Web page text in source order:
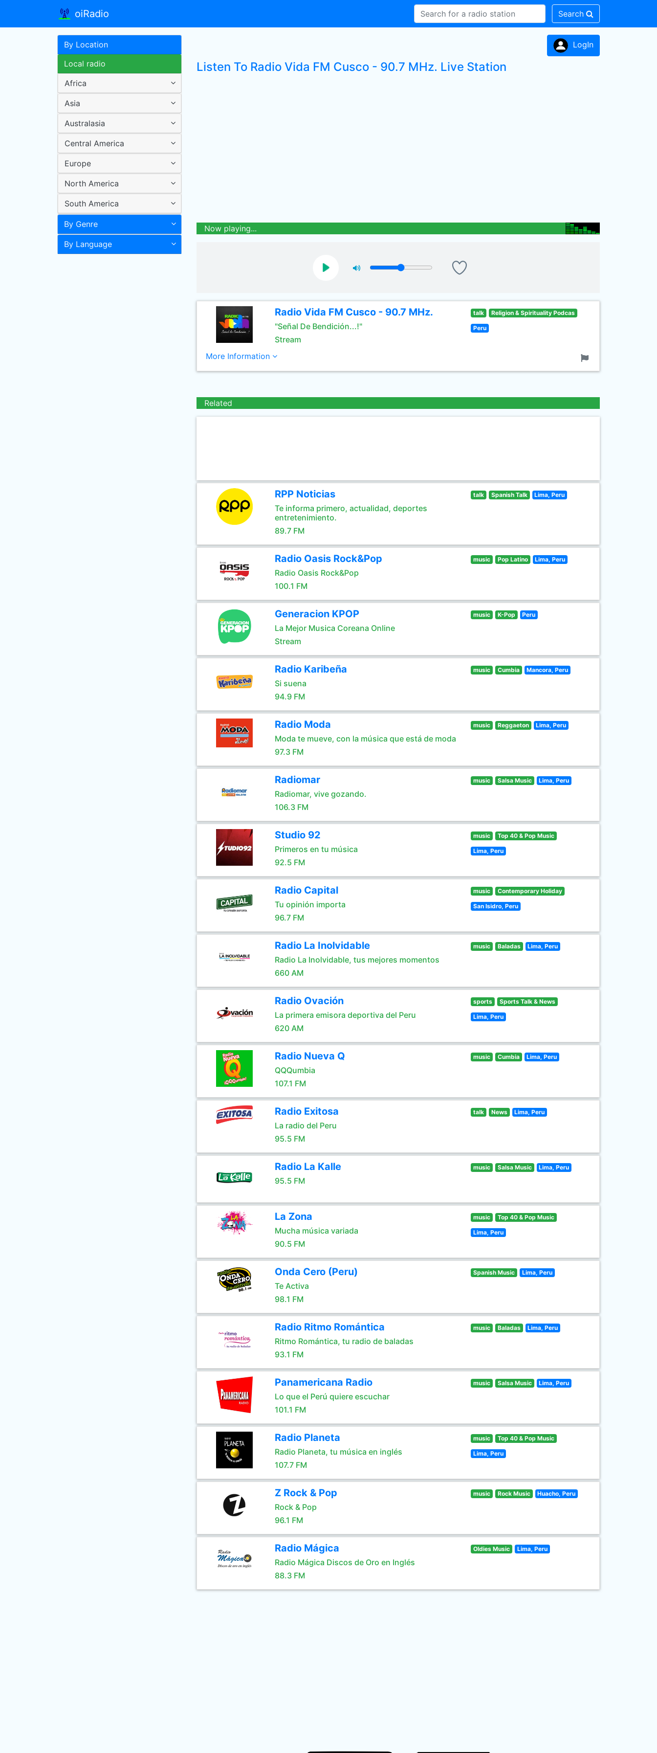
oiRadio Search
By Location
Local radio
Africa
Asia
Australasia
Central America
Europe
North America
South America
By Genre
By Language
LogIn
Listen To Radio Vida FM Cusco - 90.7 MHz. Live Station
Now playing...
Radio Vida FM Cusco - 90.7 MHz.
"Señal De Bendición...!"
Stream
talk Religion & Spirituality Podcas
Peru
More Information
Related
RPP Noticias
Te informa primero, actualidad, deportes
entretenimiento.
89.7 FM
talk Spanish Talk Lima, Peru
Radio Oasis Rock&Pop
Radio Oasis Rock&Pop
100.1 FM
music Pop Latino Lima, Peru
Generacion KPOP
La Mejor Musica Coreana Online
Stream
music K-Pop Peru
Radio Karibeña
Si suena
94.9 FM
music Cumbia Mancora, Peru
Radio Moda
Moda te mueve, con la música que está de moda
97.3 FM
music Reggaeton Lima, Peru
Radiomar
Radiomar, vive gozando.
106.3 FM
music Salsa Music Lima, Peru
Studio 92
Primeros en tu música
92.5 FM
music Top 40 & Pop Music
Lima, Peru
Radio Capital
Tu opinión importa
96.7 FM
music Contemporary Holiday
San Isidro, Peru
Radio La Inolvidable
Radio La Inolvidable, tus mejores momentos
660 AM
music Baladas Lima, Peru
Radio Ovación
La primera emisora deportiva del Peru
620 AM
sports Sports Talk & News
Lima, Peru
Radio Nueva Q
QQQumbia
107.1 FM
music Cumbia Lima, Peru
Radio Exitosa
La radio del Peru
95.5 FM
talk News Lima, Peru
Radio La Kalle
95.5 FM
music Salsa Music Lima, Peru
La Zona
Mucha música variada
90.5 FM
music Top 40 & Pop Music
Lima, Peru
Onda Cero (Peru)
Te Activa
98.1 FM
Spanish Music Lima, Peru
Radio Ritmo Romántica
Ritmo Romántica, tu radio de baladas
93.1 FM
music Baladas Lima, Peru
Panamericana Radio
Lo que el Perú quiere escuchar
101.1 FM
music Salsa Music Lima, Peru
Radio Planeta
Radio Planeta, tu música en inglés
107.7 FM
music Top 40 & Pop Music
Lima, Peru
Z Rock & Pop
Rock & Pop
96.1 FM
music Rock Music Huacho, Peru
Radio Mágica
Radio Mágica Discos de Oro en Inglés
88.3 FM
Oldies Music Lima, Peru